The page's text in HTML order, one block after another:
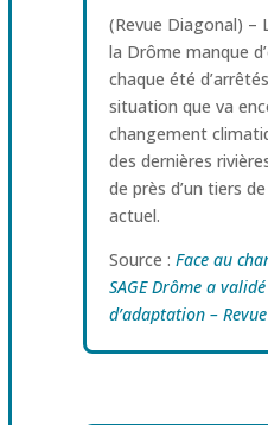
(Revue Diagonal) –
la Drôme manque
chaque été
situation que va
changement
des dernières
de près d’un tiers
actuel.
Source : Face au
SAGE Drôme a
d’adaptation –